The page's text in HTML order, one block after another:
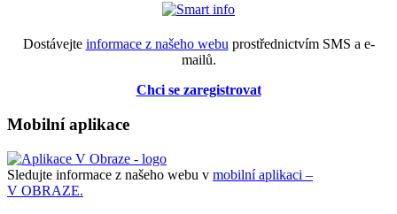
Dostávejte informace z našeho webu prostřednictvím SMS a e-
mailů.
Chci se zaregistrovat
Mobilní aplikace
Sledujte informace z našeho webu v mobilní aplikaci –
V OBRAZE.